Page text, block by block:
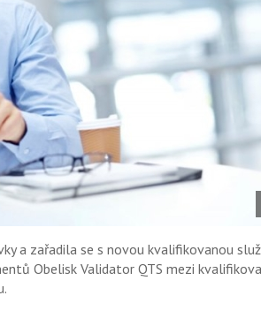
a zařadila se s novou kvalifikovanou
Obelisk Validator QTS mezi